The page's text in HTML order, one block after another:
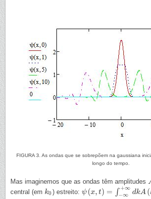
FIGURA 3. As ondas que se sobrepõem na gaussiana
longo do tempo.
Mas imaginemos que as ondas têm amplitudes
central (em k0
k0 ) estreito: ψ (x, t) = ∫ +∞
−∞ dkA (
ψ( x,t) = ∫−∞+ ∞ d (k)eik x